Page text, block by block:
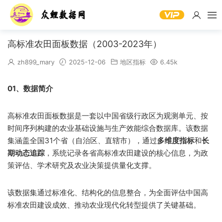
高标准农田面板数据（2003-2023年）
zh899_mary 2025-12-06 地区指标 6.45k
01、数据简介
高标准农田面板数据是一套以中国省级行政区为观测单元、按
时间序列构建的农业基础设施与生产效能综合数据库。该数据
集涵盖全国31个省（自治区、直辖市），通过多维度指标和长
期动态追踪 ，系统记录各省高标准农田建设的核心信息，为政
策评估、学术研究及农业决策提供量化支撑。
该数据集通过标准化、结构化的信息整合，为全面评估中国高
标准农田建设成效、推动农业现代化转型提供了关键基础。